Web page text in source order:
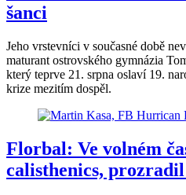
šanci
Jeho vrstevníci v současné době
maturant ostrovského gymnázia
který teprve 21. srpna oslaví 19.
krize mezitím dospěl.
Florbal: Ve volném
calisthenics,